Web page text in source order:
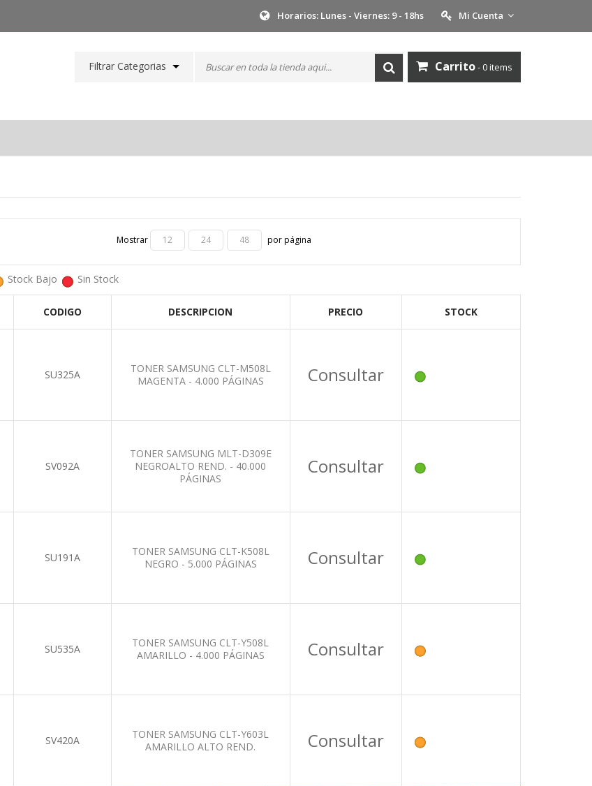
Horarios: Lunes - Viernes: 9 - 18hs Mi Cuenta
Filtrar Categorias Carrito- 0 items
Mostrar 12 24 48 por página
Stock Bajo Sin Stock
CODIGO DESCRIPCION PRECIO STOCK
SU325A
TONER SAMSUNG CLT-M508L
MAGENTA - 4.000 PÁGINAS
Consultar
SV092A
TONER SAMSUNG MLT-D309E
NEGROALTO REND. - 40.000
PÁGINAS
Consultar
SU191A
TONER SAMSUNG CLT-K508L
NEGRO - 5.000 PÁGINAS
Consultar
SU535A
TONER SAMSUNG CLT-Y508L
AMARILLO - 4.000 PÁGINAS
Consultar
SV420A
TONER SAMSUNG CLT-Y603L
AMARILLO ALTO REND.
Consultar